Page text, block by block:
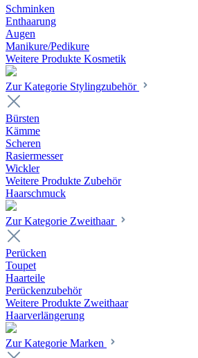
Schminken
Enthaarung
Augen
Manikure/Pedikure
Weitere Produkte Kosmetik
Zur Kategorie Stylingzubehör
Bürsten
Kämme
Scheren
Rasiermesser
Wickler
Weitere Produkte Zubehör
Haarschmuck
Zur Kategorie Zweithaar
Perücken
Toupet
Haarteile
Perückenzubehör
Weitere Produkte Zweithaar
Haarverlängerung
Zur Kategorie Marken